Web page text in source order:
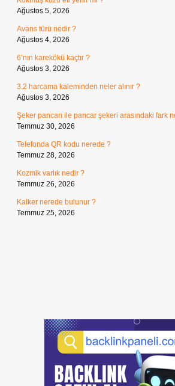
Ağustos 5, 2026
Avans türü nedir ?
Ağustos 4, 2026
6’nın karekökü kaçtır ?
Ağustos 3, 2026
3.2 harcama kaleminden neler alınır ?
Ağustos 3, 2026
Şeker pancarı ile pancar şekeri arasındaki fark
Temmuz 30, 2026
Telefonda QR kodu nerede ?
Temmuz 28, 2026
Kozmik varlık nedir ?
Temmuz 26, 2026
Kalker nerede bulunur ?
Temmuz 25, 2026